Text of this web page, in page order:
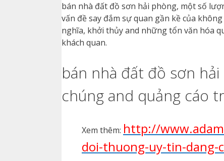
bán nhà đất đồ sơn hải phòng, một số
vấn đề say đắm sự quan gần kề của
nghĩa, khởi thủy and những tổn văn hóa
khách quan.
bán nhà đất đồ sơn
chúng and quảng cáo
Xem thêm: http://
doi-thuong-uy-tin-dang-